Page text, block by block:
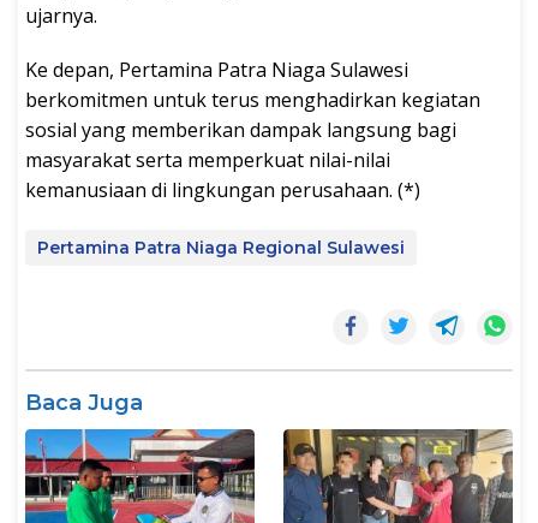
ujarnya.
Ke depan, Pertamina Patra Niaga Sulawesi
berkomitmen untuk terus menghadirkan kegiatan
sosial yang memberikan dampak langsung bagi
masyarakat serta memperkuat nilai-nilai
kemanusiaan di lingkungan perusahaan. (*)
Pertamina Patra Niaga Regional Sulawesi
Baca Juga